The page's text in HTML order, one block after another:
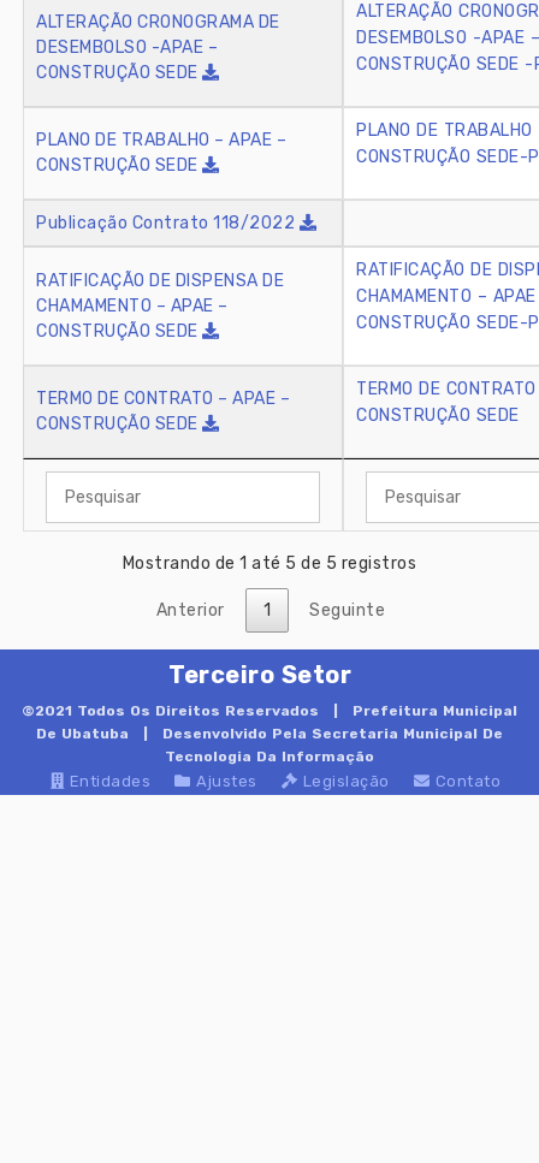
ALTERAÇÃO CRONOGRAMA DE
DESEMBOLSO -APAE –
CONSTRUÇÃO SEDE
ALTERAÇÃO
DESEMBOLSO -APAE –
CONSTRUÇÃO SEDE -
PLANO DE TRABALHO – APAE –
CONSTRUÇÃO SEDE
PLANO DE
CONSTRUÇÃO SEDE-
Publicação Contrato 118/2022
RATIFICAÇÃO DE DISPENSA DE
CHAMAMENTO – APAE –
CONSTRUÇÃO SEDE
RATIFICAÇÃO DE
CHAMAMENTO –
CONSTRUÇÃO SEDE-
TERMO DE CONTRATO – APAE –
CONSTRUÇÃO SEDE
TERMO DE
CONSTRUÇÃO SEDE
Mostrando de 1 até 5 de 5 registros
Anterior 1 Seguinte
Terceiro Setor
©2021 Todos Os Direitos Reservados | Prefeitura Municipal
De Ubatuba | Desenvolvido Pela Secretaria Municipal De
Tecnologia Da Informação
Entidades Ajustes Legislação Contato